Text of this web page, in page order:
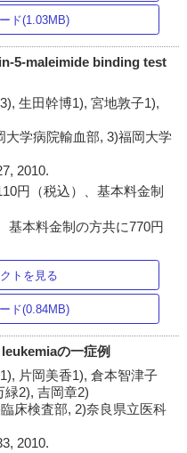
ド(1.03MB)
5-maleimide binding test
生田幹博1), 宮地敦子1),
大学病院輸血部, 3)福岡大学
2010.
円（税込）、基本料金制
基本料金制の方共に770円
トを見る
ド(0.84MB)
の一症例
片岡美香1), 倉本智津子
緑2), 吉岡章2)
床検査部, 2)奈良県立医科
2010.